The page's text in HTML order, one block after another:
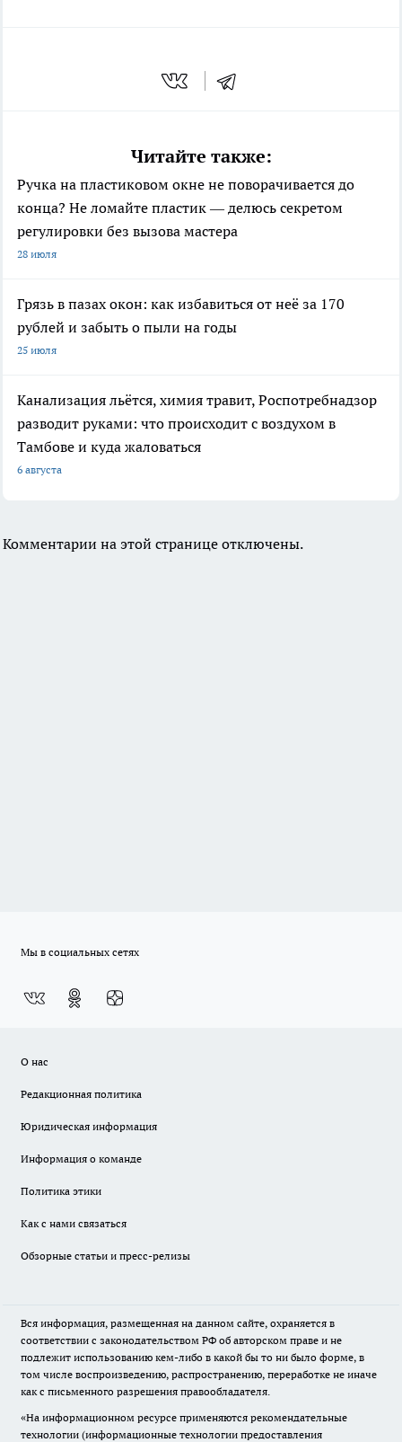
Читайте также:
Ручка на пластиковом окне не поворачивается до
конца? Не ломайте пластик — делюсь секретом
регулировки без вызова мастера
28 июля
Грязь в пазах окон: как избавиться от неё за 170
рублей и забыть о пыли на годы
25 июля
Канализация льётся, химия травит, Роспотребнадзор
разводит руками: что происходит с воздухом в
Тамбове и куда жаловаться
6 августа
Комментарии на этой странице отключены.
Мы в социальных сетях
О нас
Редакционная политика
Юридическая информация
Информация о команде
Политика этики
Как с нами связаться
Обзорные статьи и пресс-релизы
Вся информация, размещенная на данном сайте, охраняется в
соответствии с законодательством РФ об авторском праве и не
подлежит использованию кем-либо в какой бы то ни было форме, в
том числе воспроизведению, распространению, переработке не иначе
как с письменного разрешения правообладателя.
«На информационном ресурсе применяются рекомендательные
технологии (информационные технологии предоставления